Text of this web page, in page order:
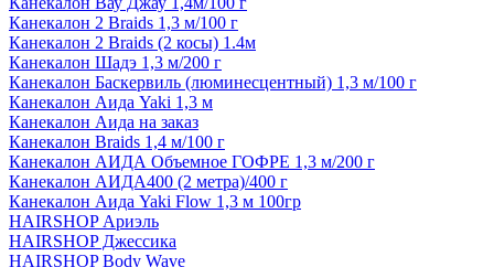
Канекалон 2 Braids 1,3 м/100 г
Канекалон 2 Braids (2 косы) 1.4м
Канекалон Шадэ 1,3 м/200 г
Канекалон Баскервиль (люминесцентный) 1,3 м/100 г
Канекалон Аида Yaki 1,3 м
Канекалон Аида на заказ
Канекалон Braids 1,4 м/100 г
Канекалон АИДА Объемное ГОФРЕ 1,3 м/200 г
Канекалон АИДА400 (2 метра)/400 г
Канекалон Аида Yaki Flow 1,3 м 100гр
HAIRSHOP Ариэль
HAIRSHOP Джессика
HAIRSHOP Body Wave